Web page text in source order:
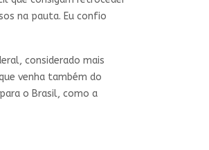
na pauta. Eu confio
considerado mais
venha também do
o Brasil, como a